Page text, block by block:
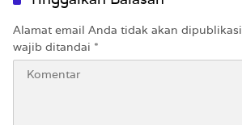
Alamat email Anda tidak akan
wajib ditandai *